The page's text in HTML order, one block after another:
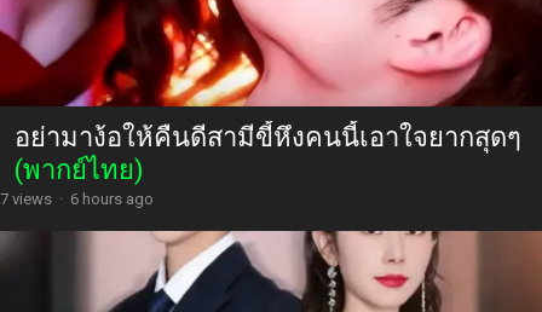
อย่ามาง้อให้คืนดีสามีขี้หึงคนนี้เอาใจยากสุดๆ
(พากย์ไทย)
7 views · 6 hours ago